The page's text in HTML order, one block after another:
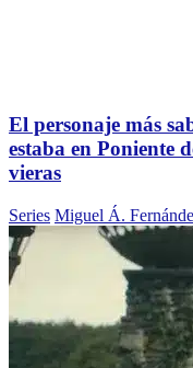
El personaje más
estaba en Poniente
vieras
Series Miguel Á.